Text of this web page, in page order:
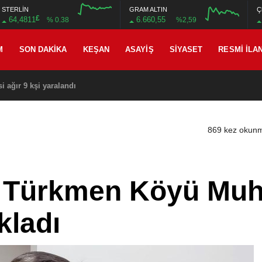
STERLİN
64,4811£ % 0.38
GRAM ALTIN
6.660,55 %2,59
SON DAKIKA KEŞAN ASAYIŞ SIYASET RESMI İLAN
ağır 9 kşi yaralandı
869 kez
Köyü